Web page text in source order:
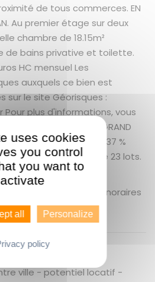
de tous commerces. EN
Au premier étage sur deux
chambre de 18.15m²
de bains privative et toilette.
HC mensuel Les
auxquels ce bien est
sur le site Géorisques :
Pour plus d'informations, vous
IMMOBILIER LE PLUS GRAND
ET SA PERIPHERIE. + 9.37 %
TTC. Copropriété de 23 lots.
| 80 000 € hors honoraires
ville - potentiel locatif -
uses cookies
you control
you want to
activate
all Personalize
policy